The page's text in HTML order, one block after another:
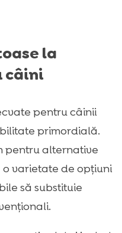
la
câini
pentru câinii
primordială.
pentru alternative
o varietate de opțiuni
să substituie